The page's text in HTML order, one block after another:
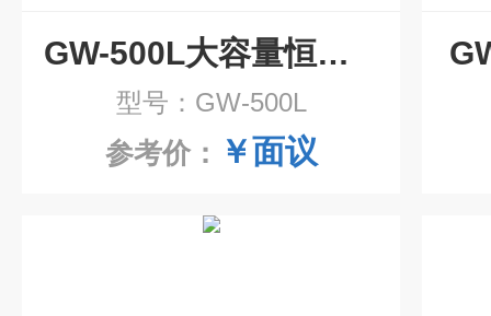
GW-500L大容量恒温水箱500升
型号：GW-500L
参考价： ￥面议